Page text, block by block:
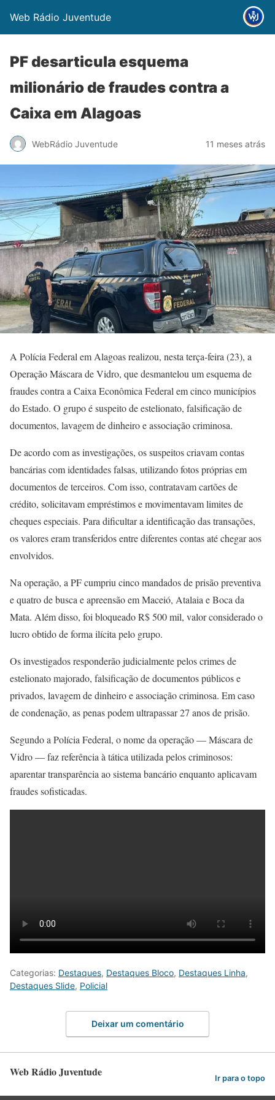
Web Rádio Juventude
PF desarticula esquema
milionário de fraudes contra a
Caixa em Alagoas
WebRádio Juventude 11 meses atrás
A Polícia Federal em Alagoas realizou, nesta terça-feira (23), a
Operação Máscara de Vidro, que desmantelou um esquema de
fraudes contra a Caixa Econômica Federal em cinco municípios
do Estado. O grupo é suspeito de estelionato, falsificação de
documentos, lavagem de dinheiro e associação criminosa.
De acordo com as investigações, os suspeitos criavam contas
bancárias com identidades falsas, utilizando fotos próprias em
documentos de terceiros. Com isso, contratavam cartões de
crédito, solicitavam empréstimos e movimentavam limites de
cheques especiais. Para dificultar a identificação das transações,
os valores eram transferidos entre diferentes contas até chegar aos
envolvidos.
Na operação, a PF cumpriu cinco mandados de prisão preventiva
e quatro de busca e apreensão em Maceió, Atalaia e Boca da
Mata. Além disso, foi bloqueado R$ 500 mil, valor considerado o
lucro obtido de forma ilícita pelo grupo.
Os investigados responderão judicialmente pelos crimes de
estelionato majorado, falsificação de documentos públicos e
privados, lavagem de dinheiro e associação criminosa. Em caso
de condenação, as penas podem ultrapassar 27 anos de prisão.
Segundo a Polícia Federal, o nome da operação — Máscara de
Vidro — faz referência à tática utilizada pelos criminosos:
aparentar transparência ao sistema bancário enquanto aplicavam
fraudes sofisticadas.
Categorias: Destaques, Destaques Bloco, Destaques Linha,
Destaques Slide, Policial
Deixar um comentário
Web Rádio Juventude Ir para o topo